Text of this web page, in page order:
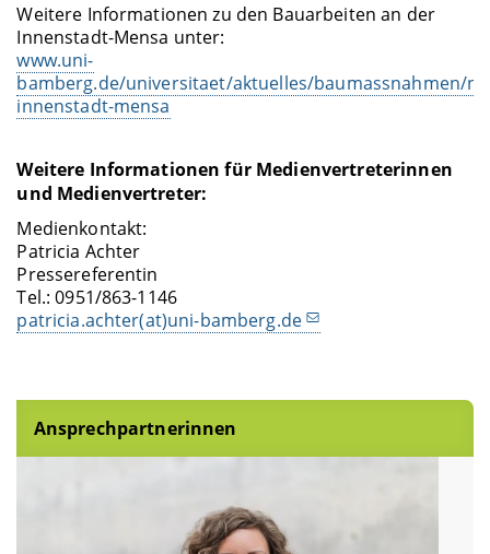
Weitere Informationen zu den Bauarbeiten an der
Innenstadt-Mensa unter:
www.uni-
bamberg.de/universitaet/aktuelles/baumassnahmen/
innenstadt-mensa
Weitere Informationen für Medienvertreterinnen
und Medienvertreter:
Medienkontakt:
Patricia Achter
Pressereferentin
Tel.: 0951/863-1146
patricia.achter(at)uni-bamberg.de
Ansprechpartnerinnen